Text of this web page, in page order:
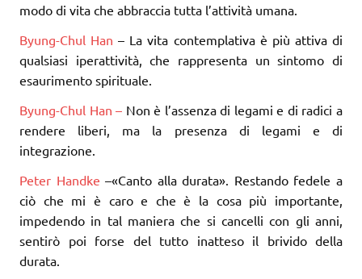
modo di vita che abbraccia tutta l’attività umana.
Byung-Chul Han– La vita contemplativa è più attiva di
qualsiasi iperattività, che rappresenta un sintomo di
esaurimento spirituale.
Byung-Chul Han – Non è l’assenza di legami e di radici a
rendere liberi, ma la presenza di legami e di
integrazione.
Peter Handke–«Canto alla durata». Restando fedele a
ciò che mi è caro e che è la cosa più importante,
impedendo in tal maniera che si cancelli con gli anni,
sentirò poi forse del tutto inatteso il brivido della
durata.